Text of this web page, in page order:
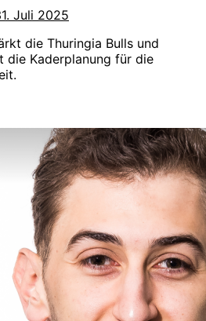
Juli 2025
die Thuringia Bulls und
Kaderplanung für die